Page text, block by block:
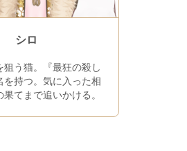
シロ
狙う猫。『最狂の殺し
を持つ。気に入った相
てまで追いかける。